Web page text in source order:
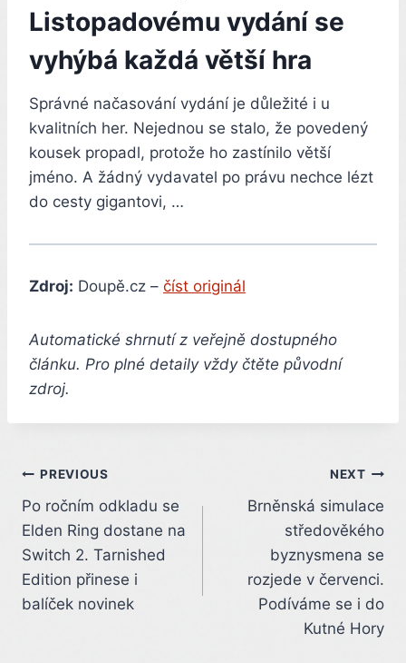
Listopadovému vydání se
vyhýbá každá větší hra
Správné načasování vydání je důležité i u
kvalitních her. Nejednou se stalo, že povedený
kousek propadl, protože ho zastínilo větší
jméno. A žádný vydavatel po právu nechce lézt
do cesty gigantovi, …
Zdroj: Doupě.cz – číst originál
Automatické shrnutí z veřejně dostupného
článku. Pro plné detaily vždy čtěte původní
zdroj.
Post
navigation
PREVIOUS
Po ročním odkladu se
Elden Ring dostane na
Switch 2. Tarnished
Edition přinese i
balíček novinek
NEXT
Brněnská simulace
středověkého
byznysmena se
rozjede v červenci.
Podíváme se i do
Kutné Hory